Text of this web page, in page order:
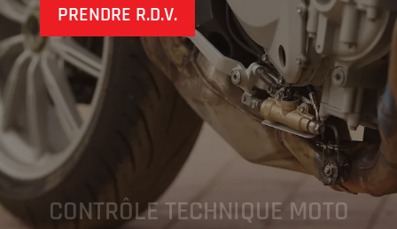
CONTRÔLE TECHNIQUE MOTO
PRENDRE R.D.V.